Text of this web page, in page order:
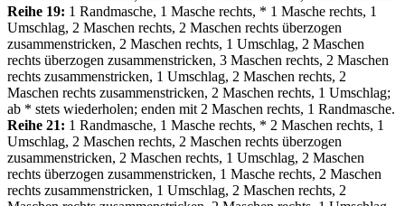
Reihe 19: 1 Randmasche, 1 Masche rechts, * 1 Masche rechts, 1
Umschlag, 2 Maschen rechts, 2 Maschen rechts überzogen
zusammenstricken, 2 Maschen rechts, 1 Umschlag, 2 Maschen
rechts überzogen zusammenstricken, 3 Maschen rechts, 2 Maschen
rechts zusammenstricken, 1 Umschlag, 2 Maschen rechts, 2
Maschen rechts zusammenstricken, 2 Maschen rechts, 1 Umschlag;
ab * stets wiederholen; enden mit 2 Maschen rechts, 1 Randmasche.
Reihe 21: 1 Randmasche, 1 Masche rechts, * 2 Maschen rechts, 1
Umschlag, 2 Maschen rechts, 2 Maschen rechts überzogen
zusammenstricken, 2 Maschen rechts, 1 Umschlag, 2 Maschen
rechts überzogen zusammenstricken, 1 Masche rechts, 2 Maschen
rechts zusammenstricken, 1 Umschlag, 2 Maschen rechts, 2